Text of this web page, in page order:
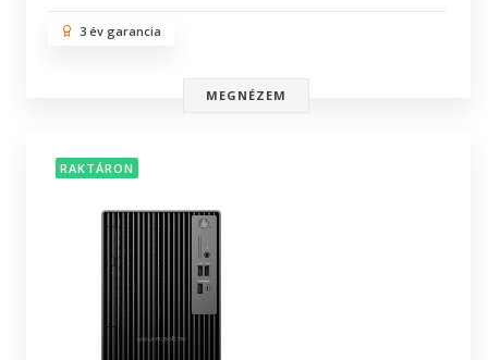
3 év garancia
MEGNÉZEM
RAKTÁRON